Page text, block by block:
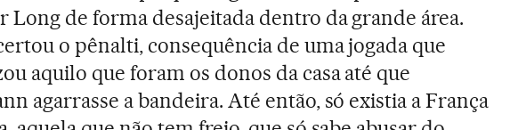
Long de forma desajeitada dentro da grande área.
o pênalti, consequência de uma jogada que
aquilo que foram os donos da casa até que
agarrasse a bandeira. Até então, só existia a França